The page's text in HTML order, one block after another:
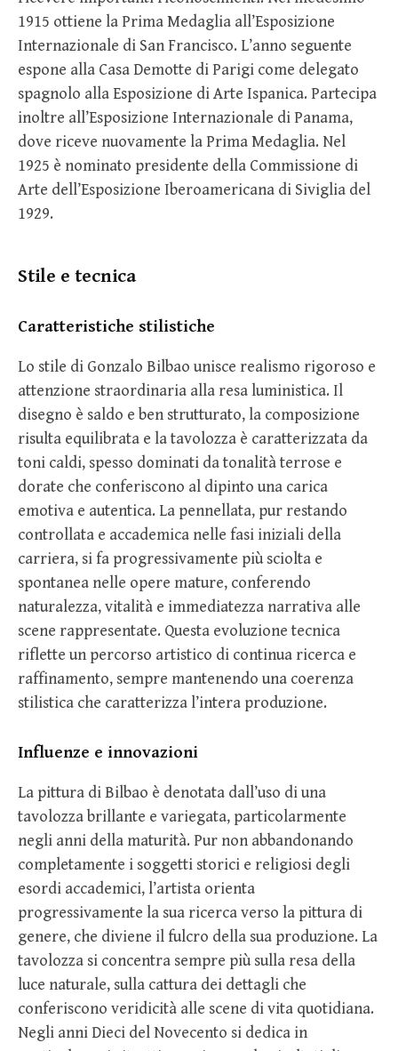
1915 ottiene la Prima Medaglia all’Esposizione
Internazionale di San Francisco. L’anno seguente
espone alla Casa Demotte di Parigi come delegato
spagnolo alla Esposizione di Arte Ispanica. Partecipa
inoltre all’Esposizione Internazionale di Panama,
dove riceve nuovamente la Prima Medaglia. Nel
1925 è nominato presidente della Commissione di
Arte dell’Esposizione Iberoamericana di Siviglia del
1929.
Stile e tecnica
Caratteristiche stilistiche
Lo stile di Gonzalo Bilbao unisce realismo rigoroso e
attenzione straordinaria alla resa luministica. Il
disegno è saldo e ben strutturato, la composizione
risulta equilibrata e la tavolozza è caratterizzata da
toni caldi, spesso dominati da tonalità terrose e
dorate che conferiscono al dipinto una carica
emotiva e autentica. La pennellata, pur restando
controllata e accademica nelle fasi iniziali della
carriera, si fa progressivamente più sciolta e
spontanea nelle opere mature, conferendo
naturalezza, vitalità e immediatezza narrativa alle
scene rappresentate. Questa evoluzione tecnica
riflette un percorso artistico di continua ricerca e
raffinamento, sempre mantenendo una coerenza
stilistica che caratterizza l’intera produzione.
Influenze e innovazioni
La pittura di Bilbao è denotata dall’uso di una
tavolozza brillante e variegata, particolarmente
negli anni della maturità. Pur non abbandonando
completamente i soggetti storici e religiosi degli
esordi accademici, l’artista orienta
progressivamente la sua ricerca verso la pittura di
genere, che diviene il fulcro della sua produzione. La
tavolozza si concentra sempre più sulla resa della
luce naturale, sulla cattura dei dettagli che
conferiscono veridicità alle scene di vita quotidiana.
Negli anni Dieci del Novecento si dedica in